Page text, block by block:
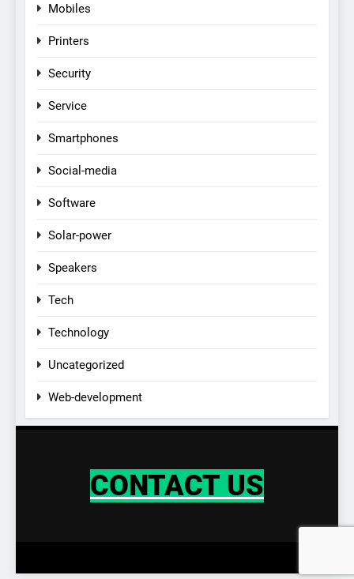
Mobiles
Printers
Security
Service
Smartphones
Social-media
Software
Solar-power
Speakers
Tech
Technology
Uncategorized
Web-development
CONTACT US